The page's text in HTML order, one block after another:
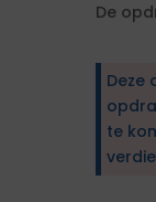
De
Deze
te